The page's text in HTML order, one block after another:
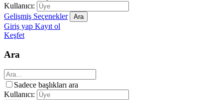
Kullanıcı:
Gelişmiş Seçenekler
Ara
Giriş yap Kayıt ol
Keşfet
Ara
Sadece başlıkları ara
Kullanıcı: